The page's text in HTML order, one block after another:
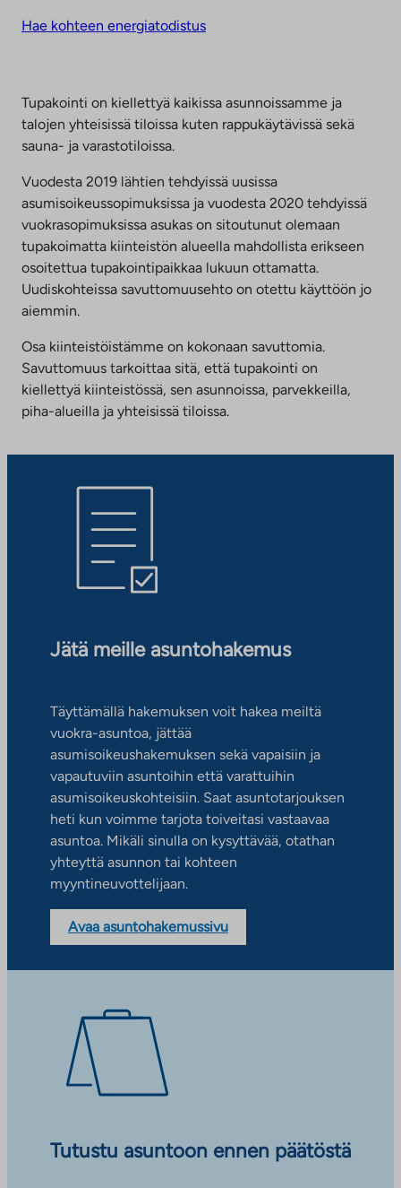
Hae kohteen energiatodistus
Tupakointi on kiellettyä kaikissa asunnoissamme ja
talojen yhteisissä tiloissa kuten rappukäytävissä sekä
sauna- ja varastotiloissa.
Vuodesta 2019 lähtien tehdyissä uusissa
asumisoikeussopimuksissa ja vuodesta 2020 tehdyissä
vuokrasopimuksissa asukas on sitoutunut olemaan
tupakoimatta kiinteistön alueella mahdollista erikseen
osoitettua tupakointipaikkaa lukuun ottamatta.
Uudiskohteissa savuttomuusehto on otettu käyttöön jo
aiemmin.
Osa kiinteistöistämme on kokonaan savuttomia.
Savuttomuus tarkoittaa sitä, että tupakointi on
kiellettyä kiinteistössä, sen asunnoissa, parvekkeilla,
piha-alueilla ja yhteisissä tiloissa.
Jätä meille asuntohakemus
Täyttämällä hakemuksen voit hakea meiltä
vuokra-asuntoa, jättää
asumisoikeushakemuksen sekä vapaisiin ja
vapautuviin asuntoihin että varattuihin
asumisoikeuskohteisiin. Saat asuntotarjouksen
heti kun voimme tarjota toiveitasi vastaavaa
asuntoa. Mikäli sinulla on kysyttävää, otathan
yhteyttä asunnon tai kohteen
myyntineuvottelijaan.
Avaa asuntohakemussivu
Tutustu asuntoon ennen päätöstä